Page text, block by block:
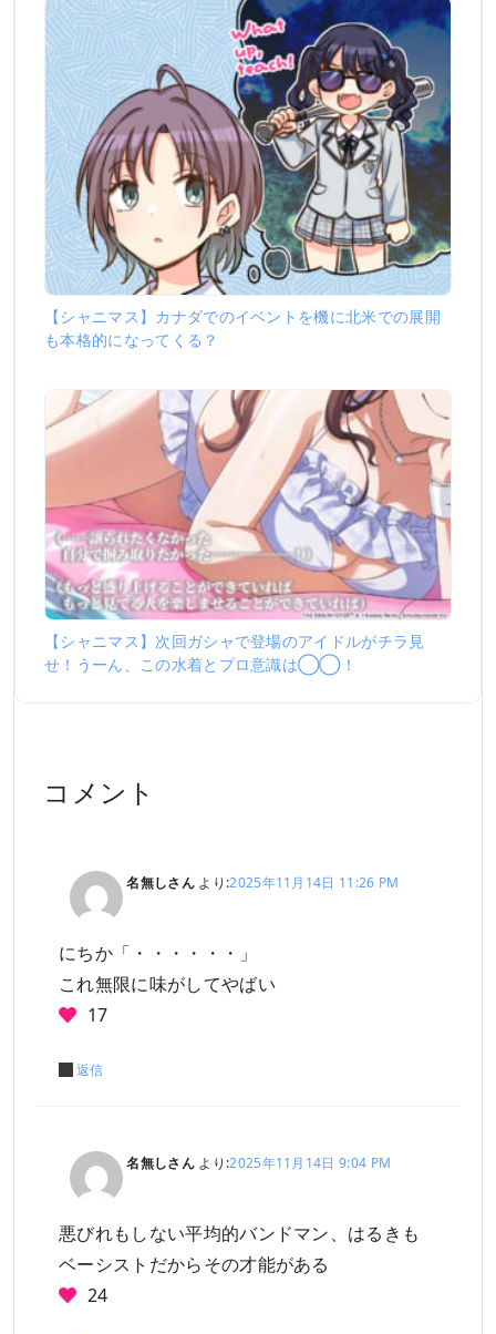
【シャニマス】カナダでのイベントを機に北米での展開
も本格的になってくる？
【シャニマス】次回ガシャで登場のアイドルがチラ見
せ！うーん、この水着とプロ意識は◯◯！
コメント
名無しさん より:2025年11月14日 11:26 PM
にちか「・・・・・・」
これ無限に味がしてやばい
17
返信
名無しさん より:2025年11月14日 9:04 PM
悪びれもしない平均的バンドマン、はるきも
ベーシストだからその才能がある
24